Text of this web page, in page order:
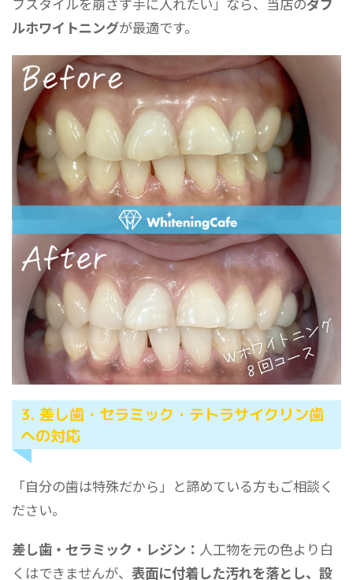
ルホワイトニングが最適です。
3. 差し歯・セラミック・テトラサイクリン歯
への対応
「自分の歯は特殊だから」と諦めている方もご相談く
ださい。
差し歯・セラミック・レジン： 人工物を元の色より白
くはできませんが、表面に付着した汚れを落とし、設